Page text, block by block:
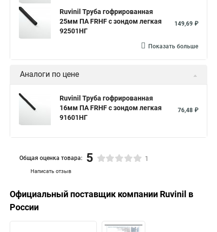
Ruvinil Труба гофрированная
25мм ПА FRHF с зондом легкая
92501НГ
149,69 ₽
Показать больше
Аналоги по цене
Ruvinil Труба гофрированная
16мм ПА FRHF с зондом легкая
91601НГ
76,48 ₽
Написать отзыв
Общая оценка товара: 5 1
Официальный поставщик компании Ruvinil в
России